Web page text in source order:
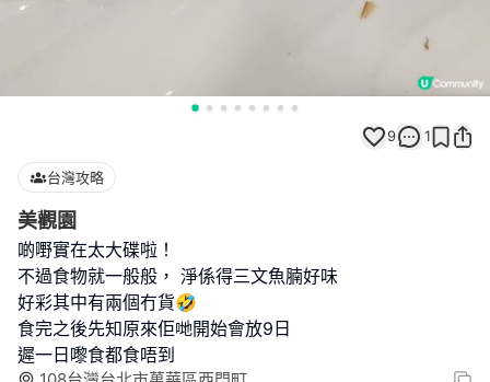
9 1
台灣攻略
美觀園
啲嘢實在太大碟啦！
不過食物就一般般， 淨係得三文魚腩好味
好彩其中有兩個冇貨🤣
食完之後先知原來佢哋開始會放9日
遲一日嚟食都食唔到